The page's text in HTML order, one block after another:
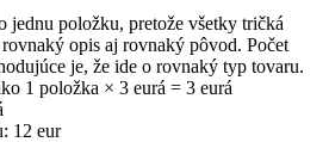
jednu položku, pretože všetky tričká
opis aj rovnaký pôvod. Počet
je, že ide o rovnaký typ tovaru.
1 položka × 3 eurá = 3 eurá
12 eur